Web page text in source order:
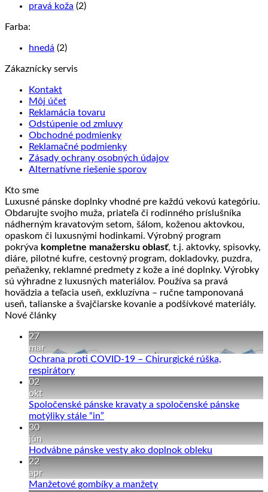
pravá koža (2)
Farba:
hnedá (2)
Zákaznícky servis
Kontakt
Môj účet
Reklamácia tovaru
Odstúpenie od zmluvy
Obchodné podmienky
Reklamačné podmienky
Zásady ochrany osobných údajov
Alternatívne riešenie sporov
Kto sme
Luxusné pánske doplnky vhodné pre každú vekovú kategóriu.
Obdarujte svojho muža, priateľa či rodinného príslušníka
nádherným kravatovým setom, šálom, koženou aktovkou,
opaskom či luxusnými hodinkami. Výrobný program
pokrýva kompletne manažersku oblasť, t.j. aktovky, spisovky,
diáre, pilotné kufre, cestovný program, dokladovky, puzdra,
peňaženky, reklamné predmety z kože a iné doplnky. Výrobky
sú výhradne z luxusných materiálov. Používa sa pravá
hovädzia a teľacia useň, exkluzívna – ručne tamponovaná
useň, talianske a švajčiarske kovanie a podšívkové materiály.
Nové články
27
mar
Ochrana proti COVID-19 – Chirurgické rúška,
respirátoryŽiadne
Ochrana
proti
–
respirátory
02
okt
Spoločenské pánske kravaty a spoločenské pánske
motýliky stále “in”
Spoločenské
a
30
jún
Hodvábne pánske vesty ako doplnok obleku
22
apr
Manžetové gombíky a manžetyŽiadne